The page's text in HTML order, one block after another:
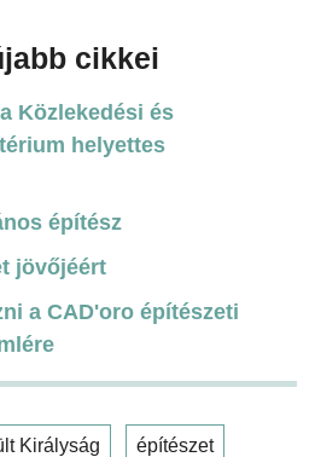
cikkei
Közlekedési és
helyettes
építész
jövőjéért
a CAD'oro építészeti
Királyság építészet